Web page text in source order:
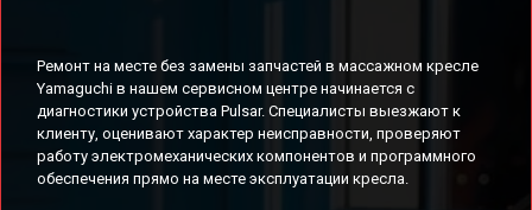
Ремонт на месте без замены запчастей в массажном кресле
Yamaguchi в нашем сервисном центре начинается с
диагностики устройства Pulsar. Специалисты выезжают к
клиенту, оценивают характер неисправности, проверяют
работу электромеханических компонентов и программного
обеспечения прямо на месте эксплуатации кресла.